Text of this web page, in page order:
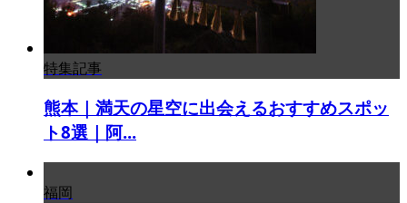
特集記事
熊本｜満天の星空に出会えるおすすめスポッ
ト8選｜阿...
福岡